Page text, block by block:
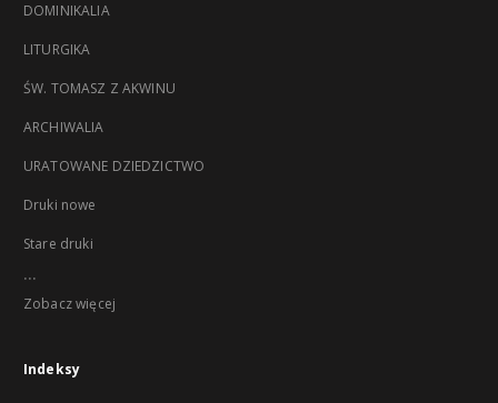
DOMINIKALIA
LITURGIKA
ŚW. TOMASZ Z AKWINU
ARCHIWALIA
URATOWANE DZIEDZICTWO
Druki nowe
Stare druki
...
Zobacz więcej
Indeksy